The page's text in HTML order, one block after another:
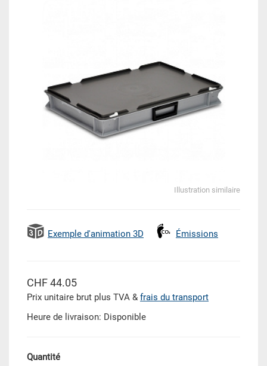
Illustration similaire
Exemple d'animation 3D Émissions
CHF 44.05
Prix unitaire brut plus TVA & frais du transport
Heure de livraison: Disponible
Quantité